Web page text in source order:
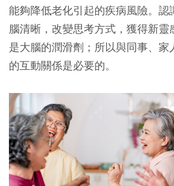
能夠降低老化引起的疾病風險。認
腦清晰，改變思考方式，獲得新靈
是大腦的潤滑劑；所以與同事、家
的互動關係是必要的。